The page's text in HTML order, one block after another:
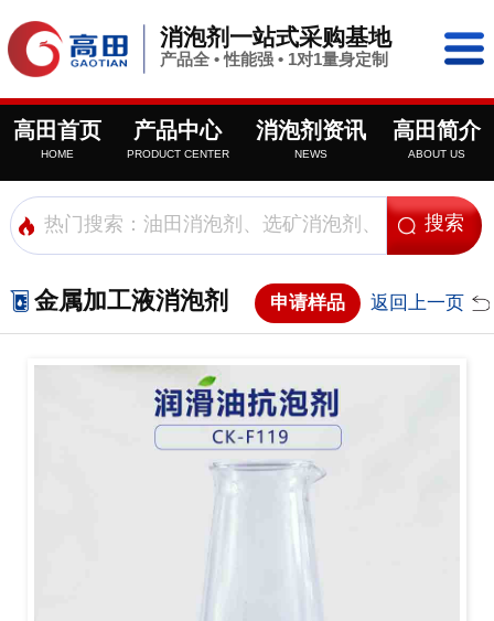
消泡剂一站式采购基地
产品全 • 性能强 • 1对1量身定制
高田首页
HOME
产品中心
PRODUCT CENTER
消泡剂资讯
NEWS
高田简介
ABOUT US
金属加工液消泡剂 申请样品 返回上一页